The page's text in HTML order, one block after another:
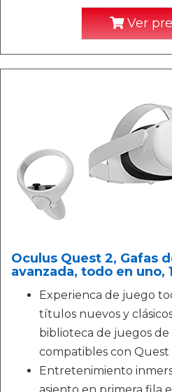
Ver
Oculus Quest 2, Gafas
avanzada, todo en uno,
Experienca de juego
títulos nuevos y
biblioteca de juegos
compatibles con Quest
Entretenimiento